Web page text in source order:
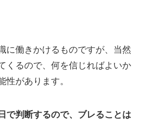
に働きかけるものですが、当然
くるので、何を信じればよいか
性があります。
で判断するので、ブレることは